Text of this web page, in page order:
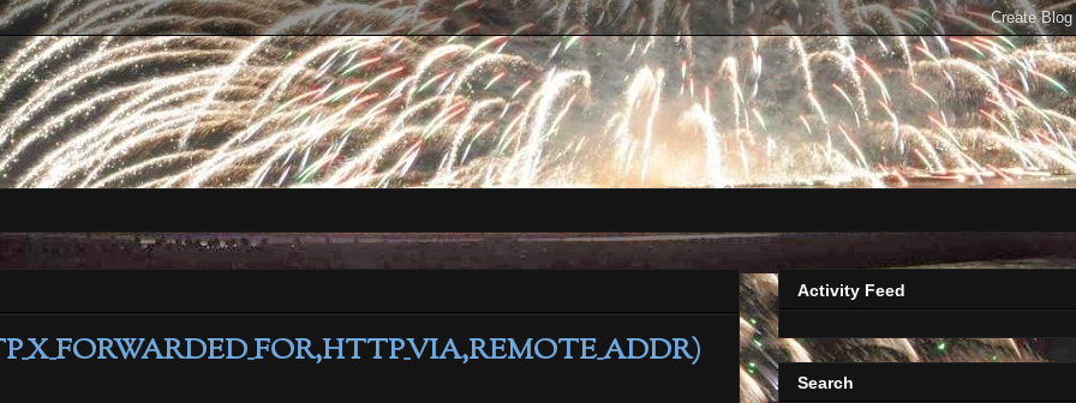
Activity Feed
Search